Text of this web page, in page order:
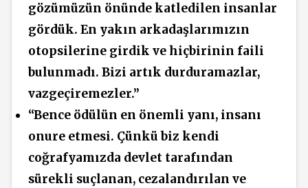
gözümüzün önünde katledilen insanlar
gördük. En yakın arkadaşlarımızın
otopsilerine girdik ve hiçbirinin faili
bulunmadı. Bizi artık durduramazlar,
vazgeçiremezler.”
“Bence ödülün en önemli yanı, insanı
onure etmesi. Çünkü biz kendi
coğrafyamızda devlet tarafından
sürekli suçlanan, cezalandırılan ve